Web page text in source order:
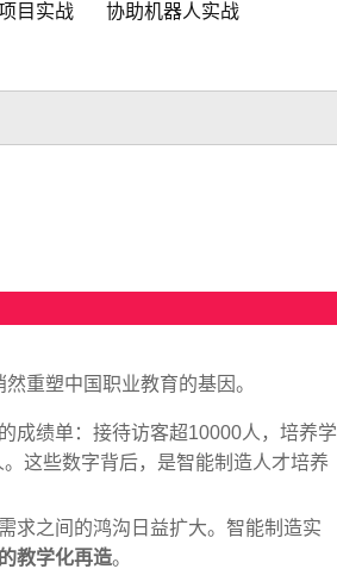
目实战 协助机器人实战
重塑中国职业教育的基因。
成绩单：接待访客超10000人，培养学
这些数字背后，是智能制造人才培养
求之间的鸿沟日益扩大。智能制造实
教学化再造。